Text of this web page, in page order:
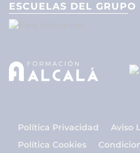
ESCUELAS DEL GRUPO
Política Privacidad
Aviso
Política Cookies